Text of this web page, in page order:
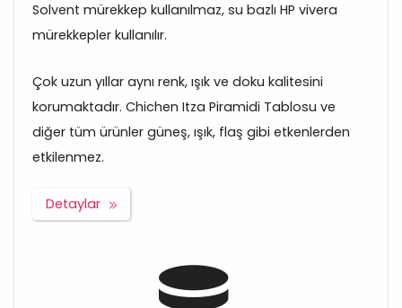
Solvent mürekkep kullanılmaz, su bazlı HP vivera
mürekkepler kullanılır.
Çok uzun yıllar aynı renk, ışık ve doku kalitesini
korumaktadır. Chichen Itza Piramidi Tablosu ve
diğer tüm ürünler güneş, ışık, flaş gibi etkenlerden
etkilenmez.
Detaylar